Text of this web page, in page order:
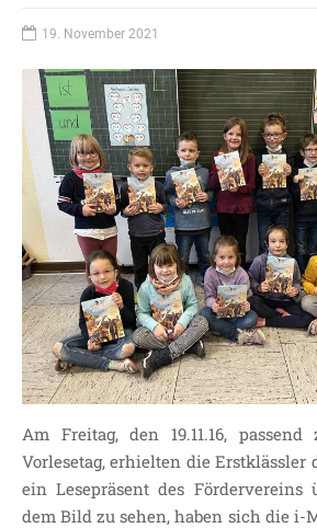
FÖRDERVEREIN
LINKS
DATENSCHUTZERKLÄRUNG
IMPRESSUM
19. November 2021
Am Freitag, den 19.11.16,
Vorlesetag, erhielten die Erstklässler
ein Lesepräsent des Fördervereins
dem Bild zu sehen, haben sich die i-